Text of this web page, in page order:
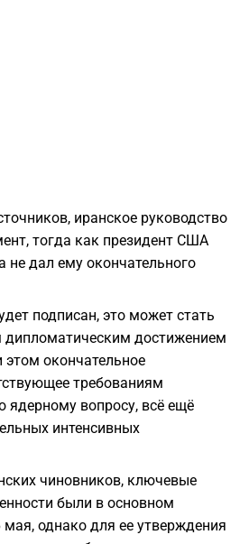
иранское руководство
тогда как президент США
дал ему окончательного
подписан, это может стать
достижением
окончательное
требованиям
вопросу, всё ещё
интенсивных
чиновников, ключевые
были в основном
однако для ее утверждения